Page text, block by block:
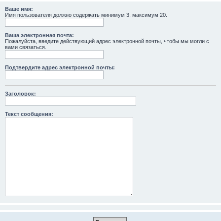
Ваше имя:
Имя пользователя должно содержать минимум 3, максимум 20.
Ваша электронная почта:
Пожалуйста, введите действующий адрес электронной почты, чтобы мы могли с
вами связаться.
Подтвердите адрес электронной почты:
Заголовок:
Текст сообщения: